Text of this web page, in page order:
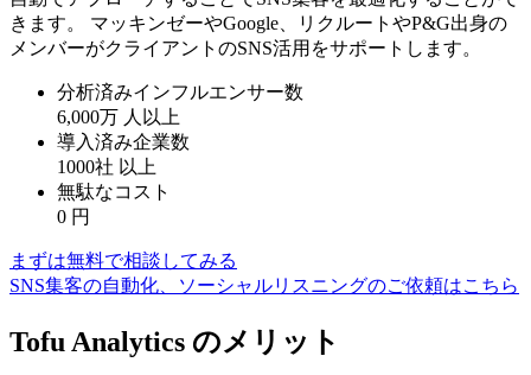
きます。 マッキンゼーやGoogle、リクルートやP&G出身の
メンバーがクライアントのSNS活用をサポートします。
分析済みインフルエンサー数
6,000万 人以上
導入済み企業数
1000社 以上
無駄なコスト
0 円
まずは無料で相談してみる
SNS集客の自動化、ソーシャルリスニングのご依頼はこちら
Tofu Analytics のメリット